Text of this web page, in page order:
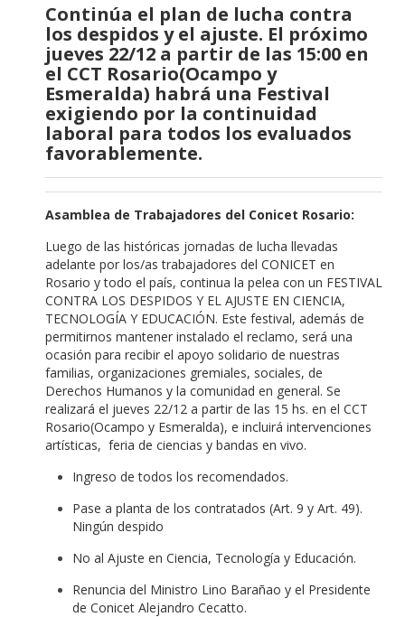
Continúa el plan de lucha contra
los despidos y el ajuste. El próximo
jueves 22/12 a partir de las 15:00 en
el CCT Rosario(Ocampo y
Esmeralda) habrá una Festival
exigiendo por la continuidad
laboral para todos los evaluados
favorablemente.
Asamblea de Trabajadores del Conicet Rosario:
Luego de las históricas jornadas de lucha llevadas
adelante por los/as trabajadores del CONICET en
Rosario y todo el país, continua la pelea con un FESTIVAL
CONTRA LOS DESPIDOS Y EL AJUSTE EN CIENCIA,
TECNOLOGÍA Y EDUCACIÓN. Este festival, además de
permitirnos mantener instalado el reclamo, será una
ocasión para recibir el apoyo solidario de nuestras
familias, organizaciones gremiales, sociales, de
Derechos Humanos y la comunidad en general. Se
realizará el jueves 22/12 a partir de las 15 hs. en el CCT
Rosario(Ocampo y Esmeralda), e incluirá intervenciones
artísticas, feria de ciencias y bandas en vivo.
Ingreso de todos los recomendados.
Pase a planta de los contratados (Art. 9 y Art. 49).
Ningún despido
No al Ajuste en Ciencia, Tecnología y Educación.
Renuncia del Ministro Lino Barañao y el Presidente
de Conicet Alejandro Cecatto.